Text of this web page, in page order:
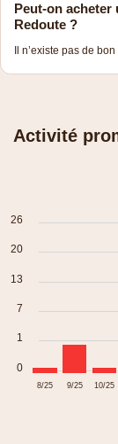
Peut-on acheter
Redoute ?
Il n’existe pas de
Activité
26
20
13
7
1
0
8/25 9/25 10/25